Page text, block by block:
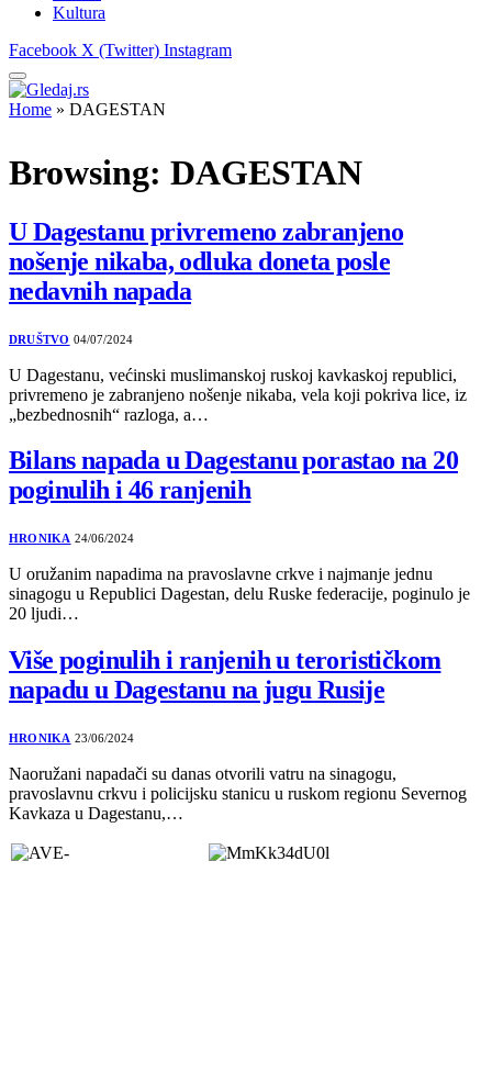
Kultura
Facebook X (Twitter) Instagram
Home » DAGESTAN
Browsing: DAGESTAN
U Dagestanu privremeno zabranjeno
nošenje nikaba, odluka doneta posle
nedavnih napada
DRUŠTVO 04/07/2024
U Dagestanu, većinski muslimanskoj ruskoj kavkaskoj republici,
privremeno je zabranjeno nošenje nikaba, vela koji pokriva lice, iz
„bezbednosnih“ razloga, a…
Bilans napada u Dagestanu porastao na 20
poginulih i 46 ranjenih
HRONIKA 24/06/2024
U oružanim napadima na pravoslavne crkve i najmanje jednu
sinagogu u Republici Dagestan, delu Ruske federacije, poginulo je
20 ljudi…
Više poginulih i ranjenih u terorističkom
napadu u Dagestanu na jugu Rusije
HRONIKA 23/06/2024
Naoružani napadači su danas otvorili vatru na sinagogu,
pravoslavnu crkvu i policijsku stanicu u ruskom regionu Severnog
Kavkaza u Dagestanu,…